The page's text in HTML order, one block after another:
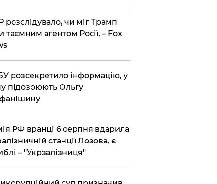
розслідувало, чи міг Трамп
таємним агентом Росії, – Fox
розсекретило інформацію, у
підозрюють Ольгу
РФ вранці 6 серпня вдарила
станції Лозова, є
– "Укрзалізниця"